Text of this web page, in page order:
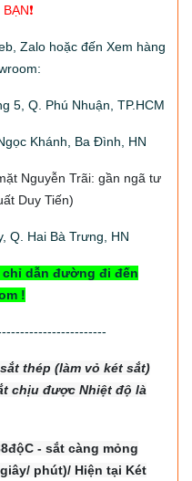
Zalo hoặc đến Xem hàng
5, Q. Phú Nhuận, TP.HCM
Khánh, Ba Đình, HN
Nguyễn Trãi: gần ngã tư
Duy Tiến)
Q. Hai Bà Trưng, HN
chỉ dẫn đường đi đến
!
thép (làm vỏ két sắt)
chịu được Nhiệt độ là
- sắt càng mỏng
phút)/ Hiện tại Két